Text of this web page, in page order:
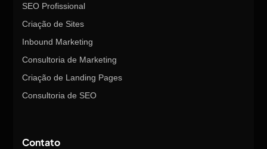
SEO Profissional
Criação de Sites
Inbound Marketing
Consultoria de Marketing
Criação de Landing Pages
Consultoria de SEO
Contato